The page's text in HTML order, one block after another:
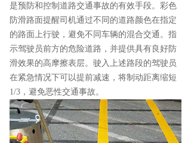
是预防和控制道路交通事故的有效手段。彩色
防滑路面提醒司机通过不同的道路颜色在指定
的路面上行驶，避免不同车辆的混合交通。指
示驾驶员前方的危险道路，并提供具有良好防
滑效果的高摩擦表层。驶入上述路段的驾驶员
在紧急情况下可以提前减速，将制动距离缩短
1/3，避免恶性交通事故。